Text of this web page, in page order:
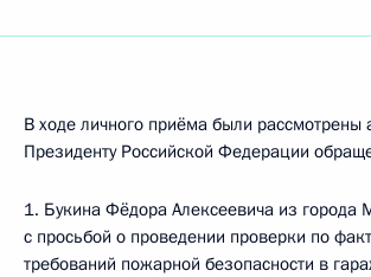
В ходе личного приёма были рассмотрены
Президенту Российской Федерации
1. Букина Фёдора Алексеевича из города
с просьбой о проведении проверки по
требований пожарной безопасности в